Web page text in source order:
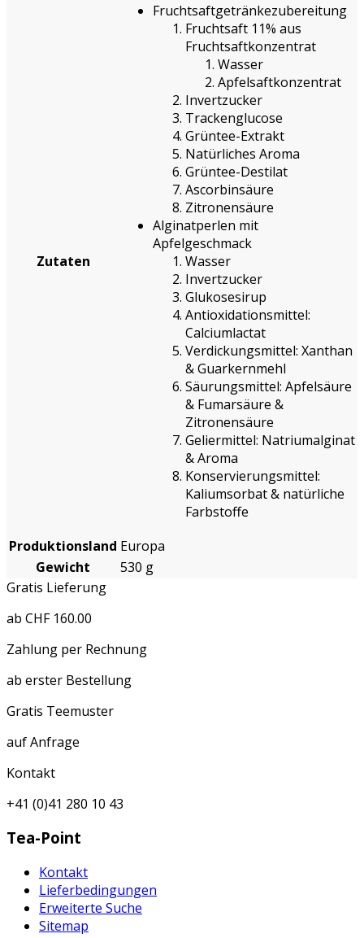
Zutaten
Fruchtsaftgetränkezubereitung
Fruchtsaft 11% aus
Fruchtsaftkonzentrat
Wasser
Apfelsaftkonzentrat
Invertzucker
Trackenglucose
Grüntee-Extrakt
Natürliches Aroma
Grüntee-Destilat
Ascorbinsäure
Zitronensäure
Alginatperlen mit
Apfelgeschmack
Wasser
Invertzucker
Glukosesirup
Antioxidationsmittel:
Calciumlactat
Verdickungsmittel: Xanthan
& Guarkernmehl
Säurungsmittel: Apfelsäure
& Fumarsäure &
Zitronensäure
Geliermittel: Natriumalginat
& Aroma
Konservierungsmittel:
Kaliumsorbat & natürliche
Farbstoffe
Produktionsland Europa
Gewicht
530 g
Gratis Lieferung
ab CHF 160.00
Zahlung per Rechnung
ab erster Bestellung
Gratis Teemuster
auf Anfrage
Kontakt
+41 (0)41 280 10 43
Tea-Point
Kontakt
Lieferbedingungen
Erweiterte Suche
Sitemap